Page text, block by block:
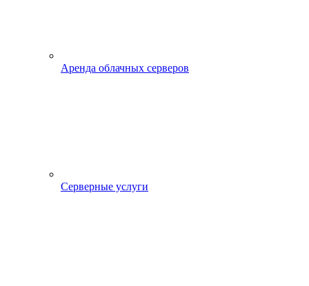
Аренда облачных серверов
Серверные услуги